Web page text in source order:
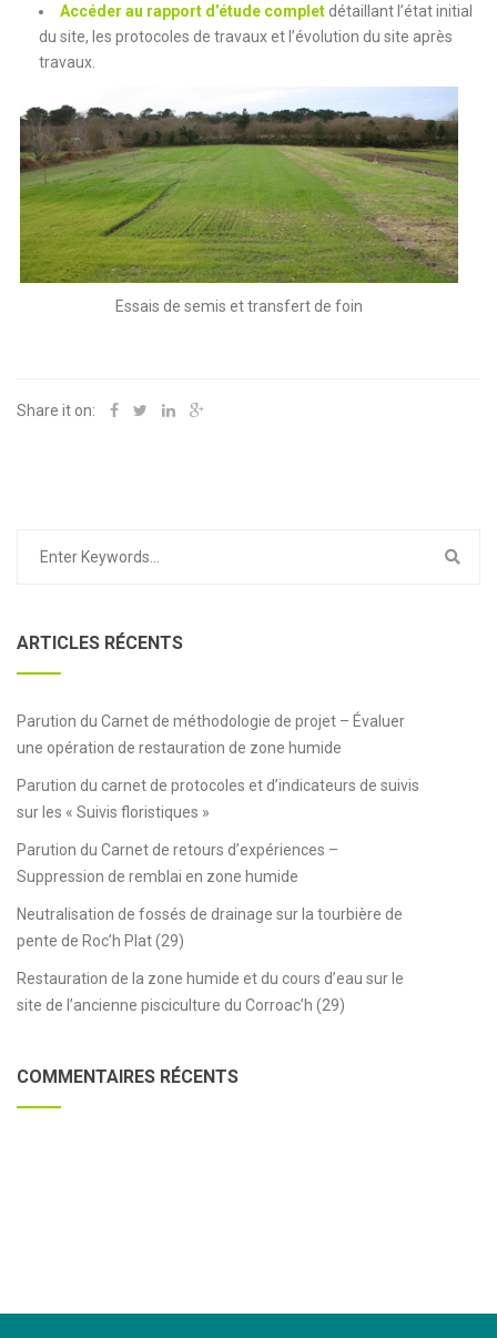
Accéder au rapport d’étude complet détaillant l’état initial
du site, les protocoles de travaux et l’évolution du site après
travaux.
Essais de semis et transfert de foin
Share it on:
ARTICLES RÉCENTS
Parution du Carnet de méthodologie de projet – Évaluer
une opération de restauration de zone humide
Parution du carnet de protocoles et d’indicateurs de suivis
sur les « Suivis floristiques »
Parution du Carnet de retours d’expériences –
Suppression de remblai en zone humide
Neutralisation de fossés de drainage sur la tourbière de
pente de Roc’h Plat (29)
Restauration de la zone humide et du cours d’eau sur le
site de l’ancienne pisciculture du Corroac’h (29)
COMMENTAIRES RÉCENTS